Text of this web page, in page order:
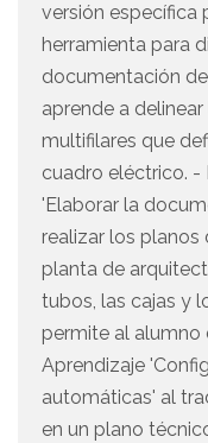
versión específica
herramienta para
documentación
aprende a
multifilares que
cuadro eléctrico. -
'Elaborar la
realizar los planos
planta de
tubos, las cajas y
permite al alumno
Aprendizaje
automáticas' al
en un plano